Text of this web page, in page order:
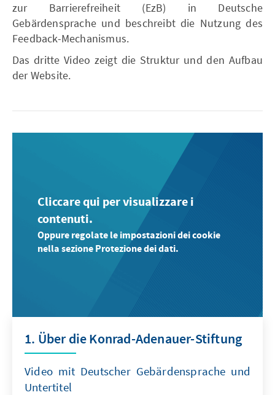
zur Barrierefreiheit (EzB) in Deutsche
Gebärdensprache und beschreibt die Nutzung des
Feedback-Mechanismus.
Das dritte Video zeigt die Struktur und den Aufbau
der Website.
Cliccare qui per visualizzare i
contenuti.
Oppure regolate le impostazioni dei cookie
nella sezione Protezione dei dati.
1. Über die Konrad-Adenauer-Stiftung
Video mit Deutscher Gebärdensprache und
Untertitel